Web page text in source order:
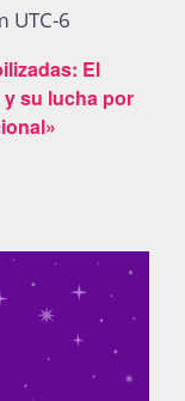
El
su lucha por
UTC-6